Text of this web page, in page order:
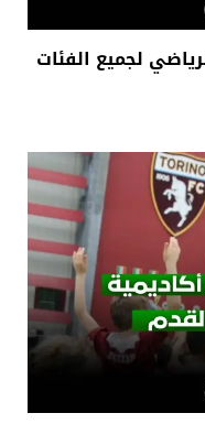
لجميع الفئات